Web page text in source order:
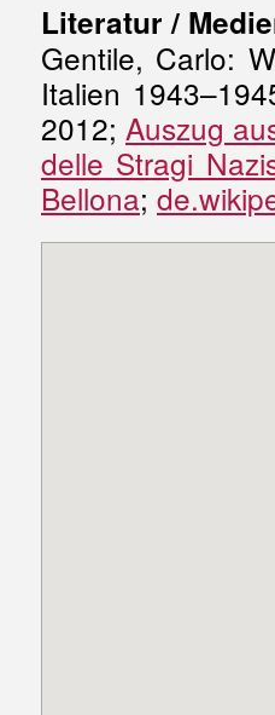
Literatur /
Gentile, Carlo:
Italien
2012; Auszug
delle Stragi
Bellona;